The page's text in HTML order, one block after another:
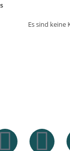
Es sind